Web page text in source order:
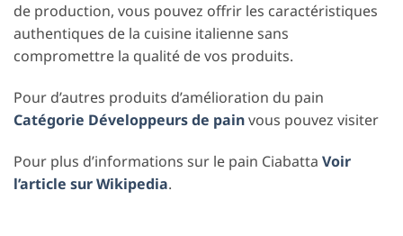
de production, vous pouvez offrir les caractéristiques
authentiques de la cuisine italienne sans
compromettre la qualité de vos produits.
Pour d’autres produits d’amélioration du pain
Catégorie Développeurs de painvous pouvez visiter
Pour plus d’informations sur le pain Ciabatta Voir
l’article sur Wikipedia.